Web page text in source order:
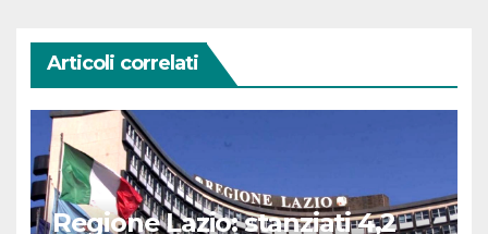
Articoli correlati
Regione Lazio: stanziati 4,2